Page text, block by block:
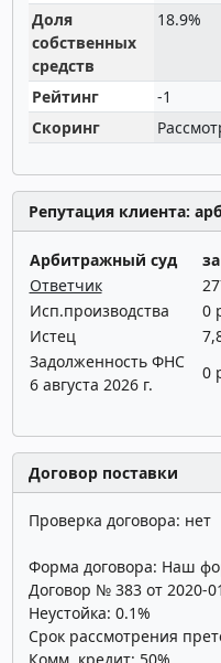
Доля
собственных
средств
18.9%
Рейтинг -1
Скоринг
Репутация клиента:
Арбитражный суд
Ответчик
Исп.производства
0
Истец
Задолженность ФНС
6 августа 2026 г.
0
Договор поставки
Проверка договора: нет
Форма договора: Наш
Договор № 383 от 2020-
Неустойка: 0.1%
Срок рассмотрения
Комм. кредит: 50%